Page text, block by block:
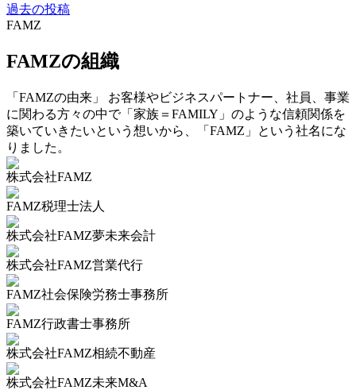
過去の投稿
FAMZ
FAMZの組織
「FAMZの由来」 お客様やビジネスパートナー、社員、事業
に関わる方々の中で「家族＝FAMILY」のような信頼関係を
築いていきたいという想いから、「FAMZ」という社名にな
りました。
株式会社FAMZ
FAMZ税理士法人
株式会社FAMZ夢未来会計
株式会社FAMZ営業代行
FAMZ社会保険労務士事務所
FAMZ行政書士事務所
株式会社FAMZ相続不動産
株式会社FAMZ未来M&A